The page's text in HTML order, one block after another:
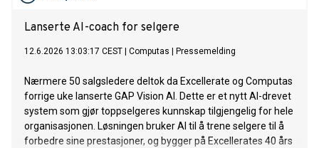
Lanserte AI-coach for selgere
12.6.2026 13:03:17 CEST Computas Pressemelding
Nærmere 50 salgsledere deltok da Excellerate og Computas
forrige uke lanserte GAP Vision AI. Dette er et nytt AI-drevet
system som gjør toppselgeres kunnskap tilgjengelig for hele
organisasjonen. Løsningen bruker AI til å trene selgere til å
forbedre sine prestasjoner, og bygger på Excellerates 40 års